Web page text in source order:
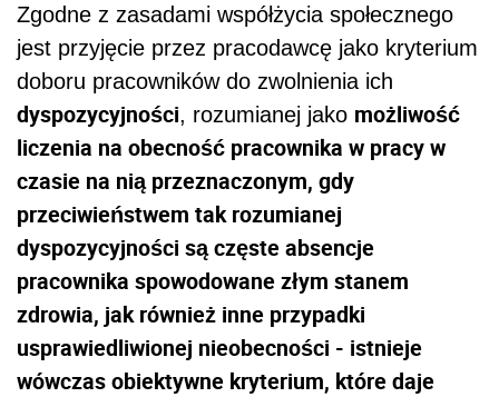
Zgodne z zasadami współżycia społecznego
jest przyjęcie przez pracodawcę jako kryterium
doboru pracowników do zwolnienia ich
dyspozycyjności, rozumianej jako możliwość
liczenia na obecność pracownika w pracy w
czasie na nią przeznaczonym, gdy
przeciwieństwem tak rozumianej
dyspozycyjności są częste absencje
pracownika spowodowane złym stanem
zdrowia, jak również inne przypadki
usprawiedliwionej nieobecności - istnieje
wówczas obiektywne kryterium, które daje